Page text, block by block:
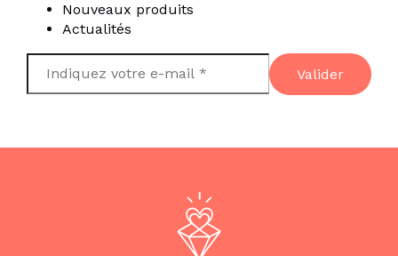
Nouveaux produits
Actualités